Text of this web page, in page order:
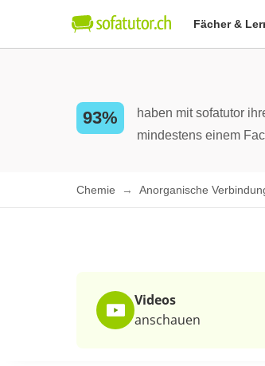
Fächer &
93%
haben mit sofatutor
mindestens einem
Chemie Anorganische
Videos
anschauen